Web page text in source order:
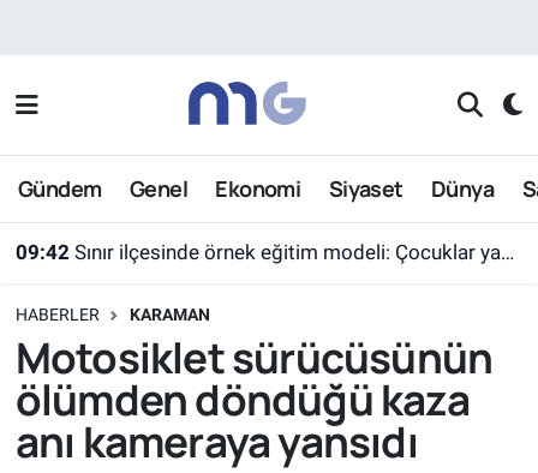
Gündem Genel Ekonomi Siyaset Dünya
09:42 Sınır ilçesinde örnek eğitim modeli: Çocuklar yazın ekran yerine etkinlikleri seçti
HABERLER KARAMAN
Motosiklet sürücüsünün
ölümden döndüğü kaza
anı kameraya yansıdı
Nöbetçi Eczaneler
Hava Durumu
Süper Lig Puan Durumu ve Fikstür
Tüm Manşetler
Son Dakika Haberleri